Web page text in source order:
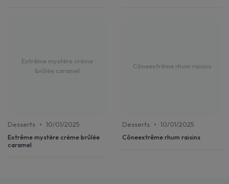
Extrême mystère crème
brûlée caramel
Desserts • 10/01/2025
Extrême mystère crème brûlée
caramel
Côneextrême rhum raisins
Desserts • 10/01/2025
Côneextrême rhum raisins